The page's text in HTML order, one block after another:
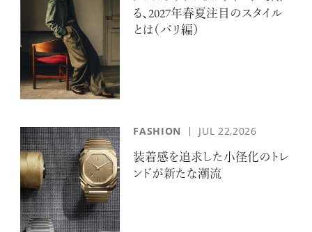
る、2027年春夏注目のスタイル
とは（パリ編）
FASHION JUL 22,2026
装着感を追求した小径化のトレ
ンドが新たな潮流